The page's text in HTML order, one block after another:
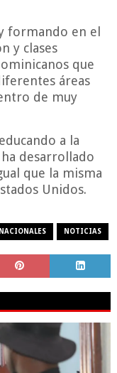
formando en el
y clases
que
áreas
de muy
a la
desarrollado
que la misma
Unidos.
NACIONALES NOTICIAS